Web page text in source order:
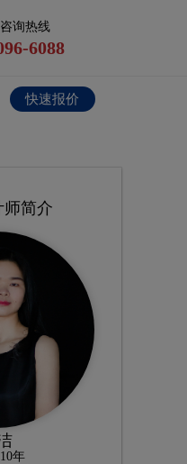
询热线
6088
快速报价
师简介
年